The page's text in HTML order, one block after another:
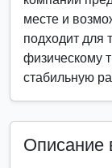
месте и
подходит для
физическому
стабильную
Описание